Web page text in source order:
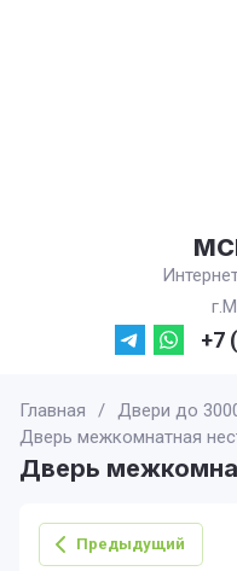
+7
Главная / Двери до
Дверь межкомнатная
Дверь
Предыдущий